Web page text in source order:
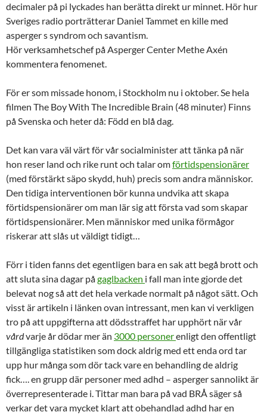
decimaler på pi lyckades han berätta direkt ur minnet. Hör hur
Sveriges radio porträtterar Daniel Tammet en kille med
asperger s syndrom och savantism.
Hör verksamhetschef på Asperger Center Methe Axén
kommentera fenomenet.
För er som missade honom, i Stockholm nu i oktober. Se hela
filmen The Boy With The Incredible Brain (48 minuter) Finns
på Svenska och heter då: Född en blå dag.
Det kan vara väl värt för vår socialminister att tänka på när
hon reser land och rike runt och talar omförtidspensionärer
(med förstärkt säpo skydd, huh) precis som andra människor.
Den tidiga interventionen bör kunna undvika att skapa
förtidspensionärer om man lär sig att första vad som skapar
förtidspensionärer. Men människor med unika förmågor
riskerar att slås ut väldigt tidigt…
Förr i tiden fanns det egentligen bara en sak att begå brott och
att sluta sina dagar pågaglbacken i fall man inte gjorde det
belevat nog så att det hela verkade normalt på något sätt. Och
visst är artikeln i länken ovan intressant, men kan vi verkligen
tro på att uppgifterna att dödsstraffet har upphört när vår
vårdvarje år dödar mer än 3000 personerenligt den offentligt
tillgängliga statistiken som dock aldrig med ett enda ord tar
upp hur många som dör tack vare en behandling de aldrig
fick…. en grupp där personer med adhd – asperger sannolikt är
överrepresenterade i. Tittar man bara på vad BRÅ säger så
verkar det vara mycket klart att obehandlad adhd har en